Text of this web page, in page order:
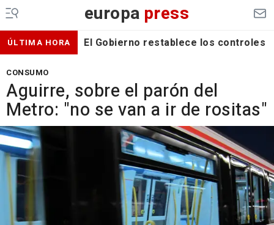
europa press
ÚLTIMA HORA El Gobierno restablece los
CONSUMO
Aguirre, sobre el parón del
Metro: "no se van a ir de rositas"